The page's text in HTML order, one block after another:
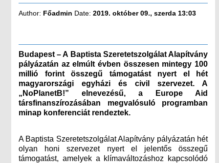
Author: Főadmin Date: 2019. október 09., szerda 13:03
Budapest – A Baptista Szeretetszolgálat Alapítvány
pályázatán az elmúlt évben összesen mintegy 100
millió forint összegű támogatást nyert el hét
magyarországi egyházi és civil szervezet. A
„NoPlanetB!” elnevezésű, a Europe Aid
társfinanszírozásában megvalósuló programban
minap konferenciát rendeztek.
A Baptista Szeretetszolgálat Alapítvány pályázatán hét
olyan honi szervezet nyert el jelentős összegű
támogatást, amelyek a klímaváltozáshoz kapcsolódó